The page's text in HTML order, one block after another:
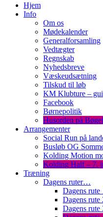
Hjem
Info
Om os
Mødekalender
Generalforsamling
Vedtægter
Regnskab
Nyhedsbreve
Væskeudsætning
Tilskud til løb
KM Klubture –
Facebook
Børnepolitik
Husorden på
Arrangementer
Social Run på
Busløb OG
Kolding Motion
Kolding Half – 7.
Træning
Dagens ruter…
Dagens rute
Dagens rute
Dagens rute